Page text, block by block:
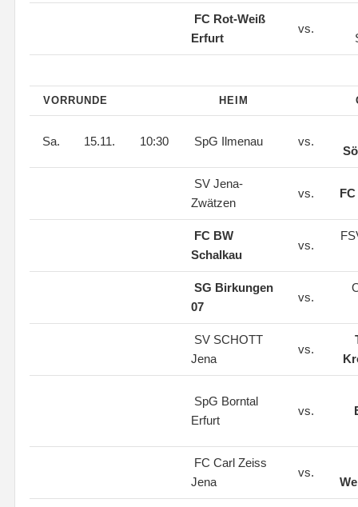
FC Rot-Weiß
Erfurt
vs.
VORRUNDE HEIM
Sa. 15.11. 10:30 SpG Ilmenau vs.
SV Jena-
Zwätzen
vs.
FC BW
Schalkau
vs.
SG Birkungen
07
vs.
SV SCHOTT
Jena
vs.
SpG Borntal
Erfurt
vs.
FC Carl Zeiss
Jena
vs.